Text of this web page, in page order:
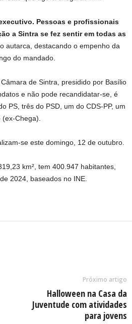
Pessoas e profissionais
a Sintra se fez sentir em todas as
o autarca, destacando o empenho da
do mandado.
de Sintra, presidido por Basílio
e não pode recandidatar-se, é
PS, três do PSD, um do CDS-PP, um
Chega).
se este domingo, 12 de outubro.
km², tem 400.947 habitantes,
2024, baseados no INE.
Próximo artigo
Halloween na Casa da
Juventude com atividades
para jovens